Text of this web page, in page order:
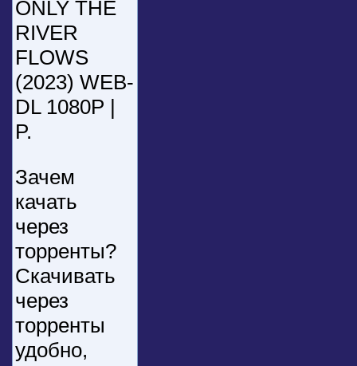
ONLY THE
RIVER
FLOWS
(2023) WEB-
DL 1080P |
P.
Зачем
качать
через
торренты?
Скачивать
через
торренты
удобно,